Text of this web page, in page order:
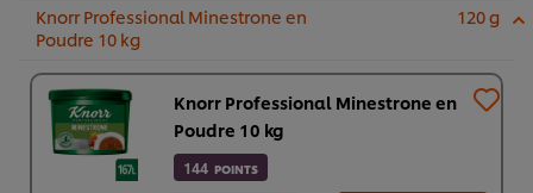
Knorr Professional Minestrone en
Poudre 10 kg​
120 g
Knorr Professional Minestrone en
Poudre 10 kg​
144 POINTS